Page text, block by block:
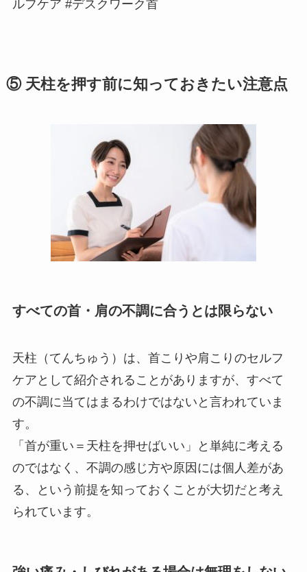
ルフケア #デスクワーク首
⑤ 天柱を押す前に知っておきたい注意点
すべての首・肩の不調に合うとは限らない
天柱（てんちゅう）は、首こりや肩こりのセルフ
ケアとして紹介されることがありますが、すべて
の不調に当てはまるわけではないと言われていま
す。
「首が重い＝天柱を押せばいい」と単純に考える
のではなく、不調の感じ方や原因には個人差があ
る、という前提を知っておくことが大切だと考え
られています。